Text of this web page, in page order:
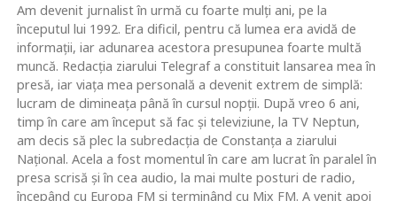
Am devenit jurnalist în urmă cu foarte mulţi ani, pe la
începutul lui 1992. Era dificil, pentru că lumea era avidă de
informaţii, iar adunarea acestora presupunea foarte multă
muncă. Redacţia ziarului Telegraf a constituit lansarea mea în
presă, iar viaţa mea personală a devenit extrem de simplă:
lucram de dimineaţa până în cursul nopţii. După vreo 6 ani,
timp în care am început să fac şi televiziune, la TV Neptun,
am decis să plec la subredacţia de Constanţa a ziarului
Naţional. Acela a fost momentul în care am lucrat în paralel în
presa scrisă şi în cea audio, la mai multe posturi de radio,
începând cu Europa FM şi terminând cu Mix FM. A venit apoi